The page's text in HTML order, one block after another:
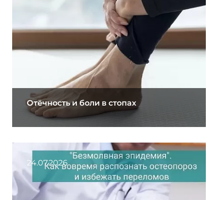
Отёчность и боли в стопах
24.07.2026